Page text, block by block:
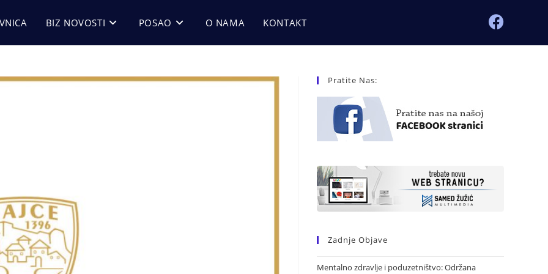
BIZ NOVOSTI POSAO O NAMA KONTAKT
Pratite Nas:
Zadnje Objave
Mentalno zdravlje i poduzetništvo: Održana